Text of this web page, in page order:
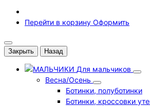
Перейти в корзину Оформить
Закрыть Назад
Для мальчиков
Весна/Осень
Ботинки, полуботинки
Ботинки, кроссовки